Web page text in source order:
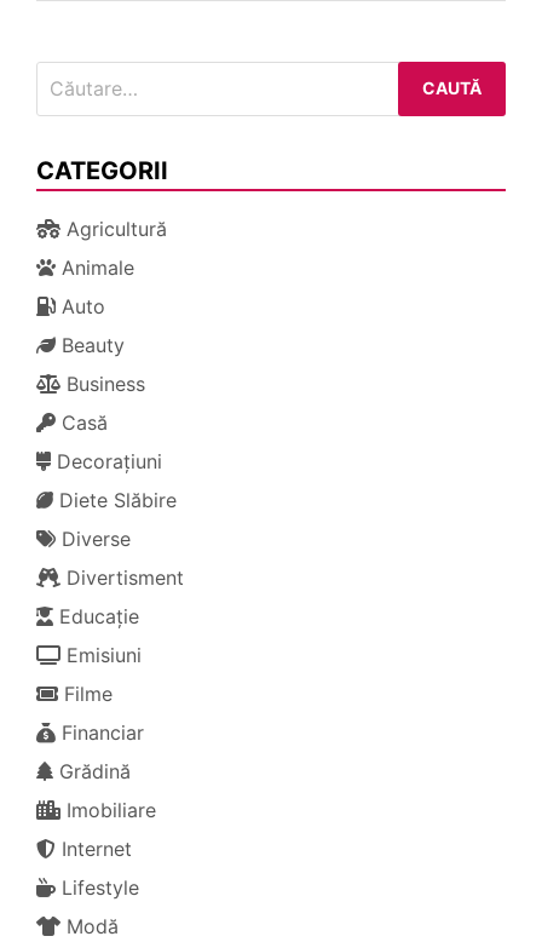
după:
CATEGORII
Agricultură
Animale
Auto
Beauty
Business
Casă
Decorațiuni
Diete Slăbire
Diverse
Divertisment
Educație
Emisiuni
Filme
Financiar
Grădină
Imobiliare
Internet
Lifestyle
Modă